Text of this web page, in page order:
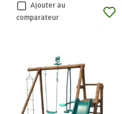
Ajouter au
comparateur